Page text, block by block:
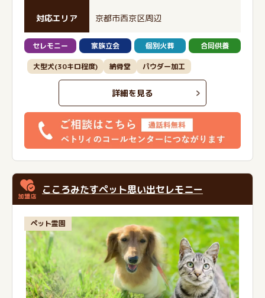
対応エリア 京都市西京区周辺
セレモニー 家族立会 個別火葬 合同供養
大型犬(30キロ程度) 納骨堂 パウダー加工
詳細を見る
こころみたすペット思い出セレモニー
ペット霊園